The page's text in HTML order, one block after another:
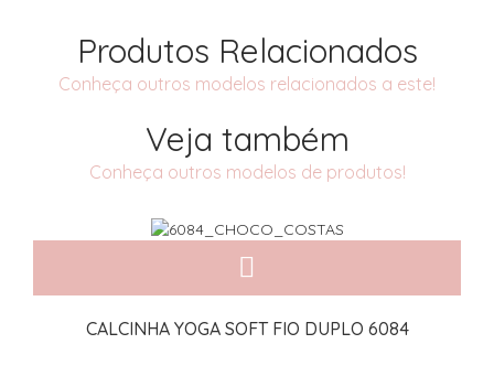
Produtos Relacionados
Conheça outros modelos relacionados a este!
Veja também
Conheça outros modelos de produtos!
CALCINHA YOGA SOFT FIO DUPLO 6084